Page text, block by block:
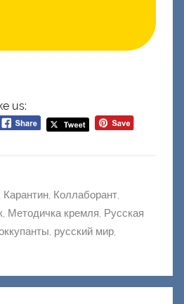
us:
Карантин, Коллаборант,
, Методичка кремля, Русская
, русский мир,